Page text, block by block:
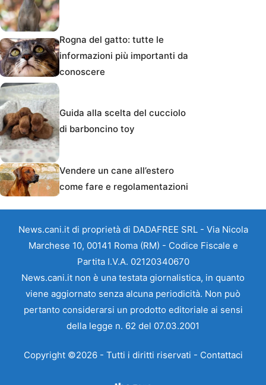
Rogna del gatto: tutte le
informazioni più importanti da
conoscere
Guida alla scelta del cucciolo
di barboncino toy
Vendere un cane all’estero
come fare e regolamentazioni
News.cani.it di proprietà di DADAFREE SRL - Via Nicola
Marchese 10, 00141 Roma (RM) - Codice Fiscale e
Partita I.V.A. 02120340670
News.cani.it non è una testata giornalistica, in quanto
viene aggiornato senza alcuna periodicità. Non può
pertanto considerarsi un prodotto editoriale ai sensi
della legge n. 62 del 07.03.2001
Copyright ©2026 - Tutti i diritti riservati - Contattaci